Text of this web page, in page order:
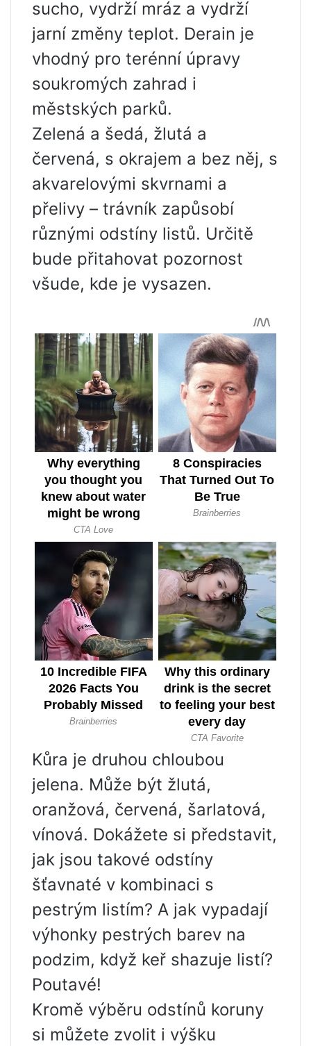
sucho, vydrží mráz a vydrží
jarní změny teplot. Derain je
vhodný pro terénní úpravy
soukromých zahrad i
městských parků.
Zelená a šedá, žlutá a
červená, s okrajem a bez něj, s
akvarelovými skvrnami a
přelivy – trávník zapůsobí
různými odstíny listů. Určitě
bude přitahovat pozornost
všude, kde je vysazen.
Kůra je druhou chloubou
jelena. Může být žlutá,
oranžová, červená, šarlatová,
vínová. Dokážete si představit,
jak jsou takové odstíny
šťavnaté v kombinaci s
pestrým listím? A jak vypadají
výhonky pestrých barev na
podzim, když keř shazuje listí?
Poutavé!
Kromě výběru odstínů koruny
si můžete zvolit i výšku